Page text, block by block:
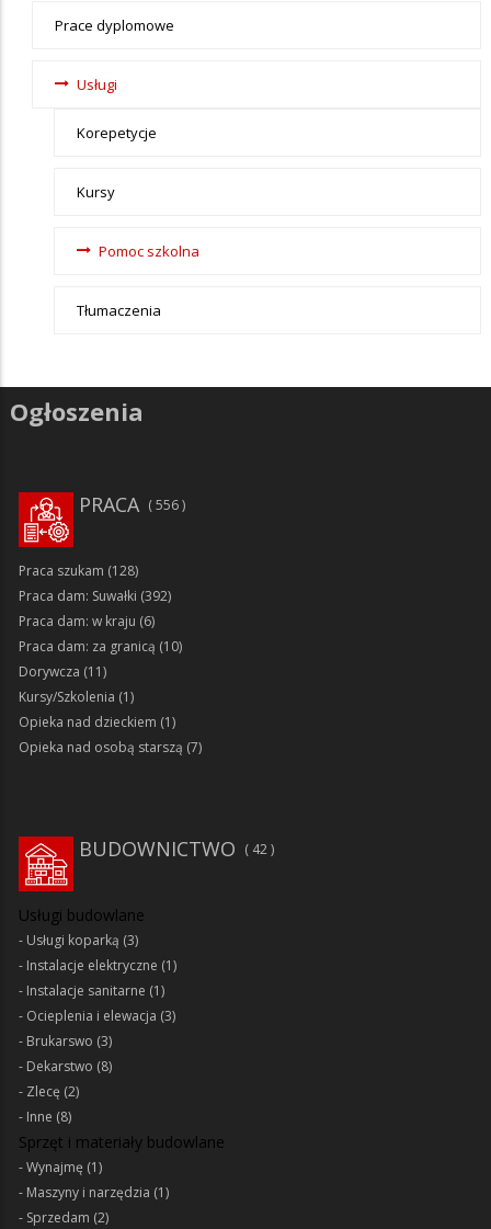
Prace dyplomowe
Usługi
Korepetycje
Kursy
Pomoc szkolna
Tłumaczenia
Ogłoszenia
PRACA 556
Praca szukam (128)
Praca dam: Suwałki (392)
Praca dam: w kraju (6)
Praca dam: za granicą (10)
Dorywcza (11)
Kursy/Szkolenia (1)
Opieka nad dzieckiem (1)
Opieka nad osobą starszą (7)
BUDOWNICTWO 42
Usługi budowlane
Usługi koparką (3)
Instalacje elektryczne (1)
Instalacje sanitarne (1)
Ocieplenia i elewacja (3)
Brukarswo (3)
Dekarstwo (8)
Zlecę (2)
Inne (8)
Sprzęt i materiały budowlane
Wynajmę (1)
Maszyny i narzędzia (1)
Sprzedam (2)